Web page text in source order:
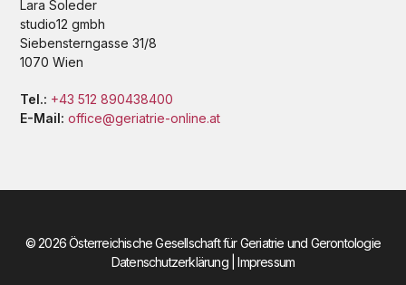
Lara Soleder
studio12 gmbh
Siebensterngasse 31/8
1070 Wien
Tel.: +43 512 890438400
E-Mail: office@geriatrie-online.at
© 2026 Österreichische Gesellschaft für Geriatrie und Gerontologie
Datenschutzerklärung|Impressum